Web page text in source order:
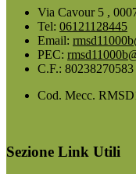
Via Cavour 5 ,
Tel: 06121128445
Email:
PEC:
C.F.: 80238270583
Cod. Mecc.
Sezione Link Utili